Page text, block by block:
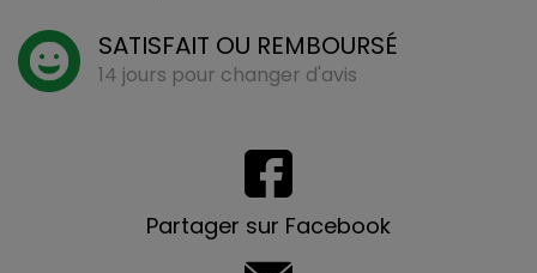
SATISFAIT OU REMBOURSÉ
14 jours pour changer d'avis
Partager sur Facebook